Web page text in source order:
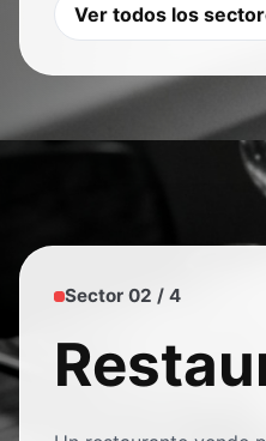
Ver todos los
Sector 02 / 4